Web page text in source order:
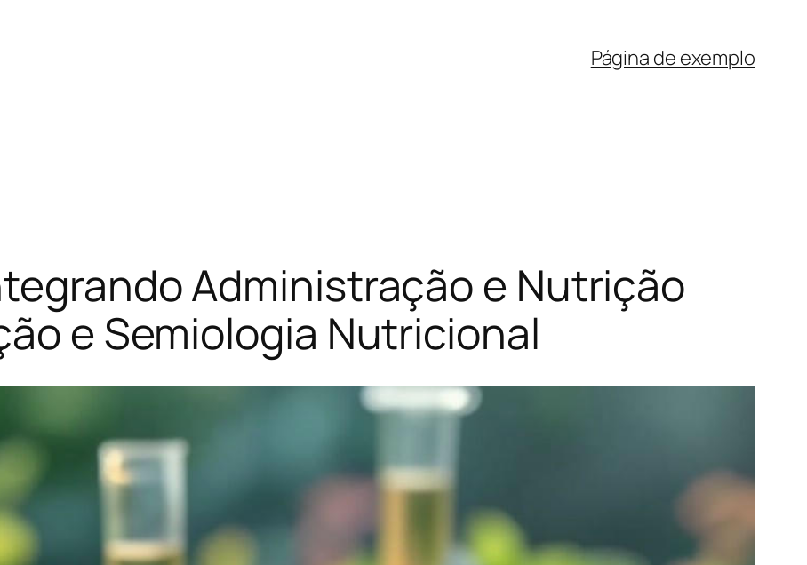
Página de exemplo
Administração e Nutrição
e Semiologia Nutricional